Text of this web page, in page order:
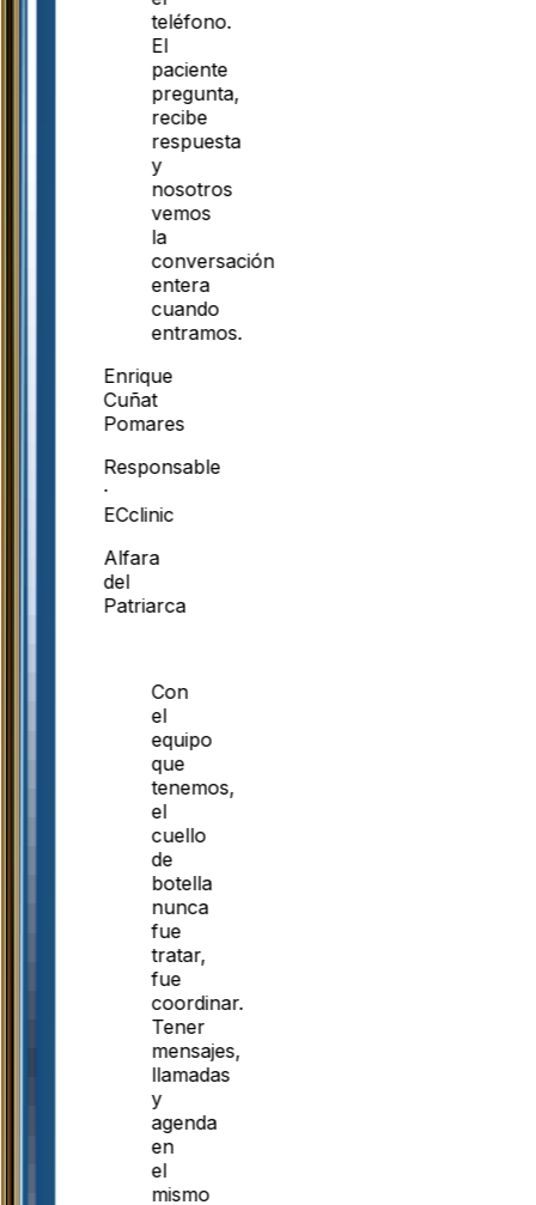
teléfono.
El
paciente
pregunta,
recibe
respuesta
y
nosotros
vemos
la
conversación
entera
cuando
entramos.
Enrique
Cuñat
Pomares
Responsable
·
ECclinic
Alfara
del
Patriarca
Con
el
equipo
que
tenemos,
el
cuello
de
botella
nunca
fue
tratar,
fue
coordinar.
Tener
mensajes,
llamadas
y
agenda
en
el
mismo